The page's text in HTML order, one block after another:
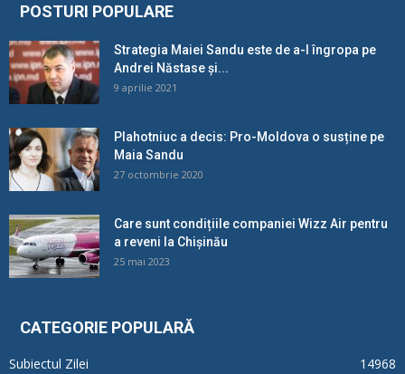
POSTURI POPULARE
Strategia Maiei Sandu este de a-l îngropa pe
Andrei Năstase și...
9 aprilie 2021
Plahotniuc a decis: Pro-Moldova o susține pe
Maia Sandu
27 octombrie 2020
Care sunt condițiile companiei Wizz Air pentru
a reveni la Chișinău
25 mai 2023
CATEGORIE POPULARĂ
Subiectul Zilei 14968